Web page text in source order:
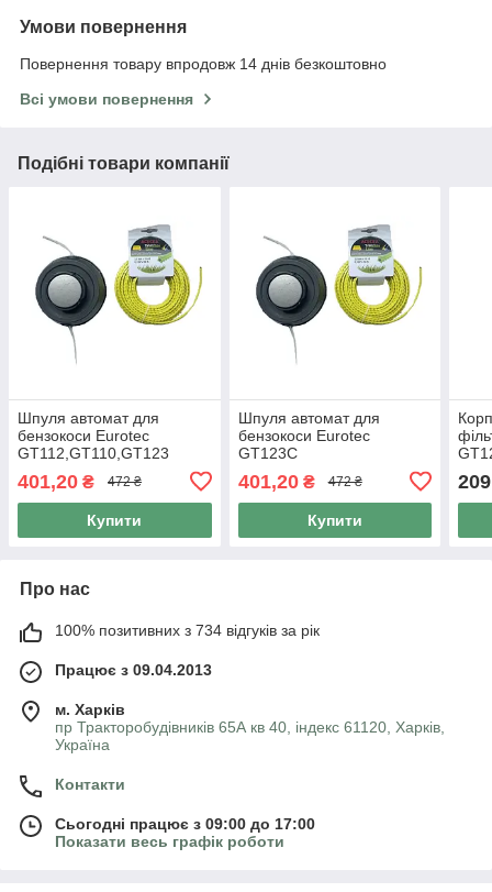
Умови повернення
Повернення товару впродовж 14 днів безкоштовно
Всі умови повернення
Подібні товари компанії
Шпуля автомат для
бензокоси Eurotec
GT112,GT110,GT123
401,20 ₴ 472 ₴
Купити
Шпуля автомат для
бензокоси Eurotec
GT123C
401,20₴ 472 ₴
Купити
209
Про нас
100% позитивних з 734 відгуків за рік
Працює з 09.04.2013
м. Харків
пр Тракторобудівників 65А кв 40, індекс 61120, Харків,
Україна
Контакти
Сьогодні працює з 09:00 до 17:00
Показати весь графік роботи